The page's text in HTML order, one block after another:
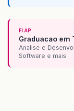
FIAP
Graduacao em
Analise e
Software e mais